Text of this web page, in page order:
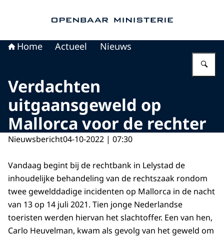
Home Actueel Nieuws
Verdachten
uitgaansgeweld op
Mallorca voor de rechter
Nieuwsbericht04-10-2022 | 07:30
Vandaag begint bij de rechtbank in Lelystad de
inhoudelijke behandeling van de rechtszaak rondom
twee gewelddadige incidenten op Mallorca in de nacht
van 13 op 14 juli 2021. Tien jonge Nederlandse
toeristen werden hiervan het slachtoffer. Een van hen,
Carlo Heuvelman, kwam als gevolg van het geweld om